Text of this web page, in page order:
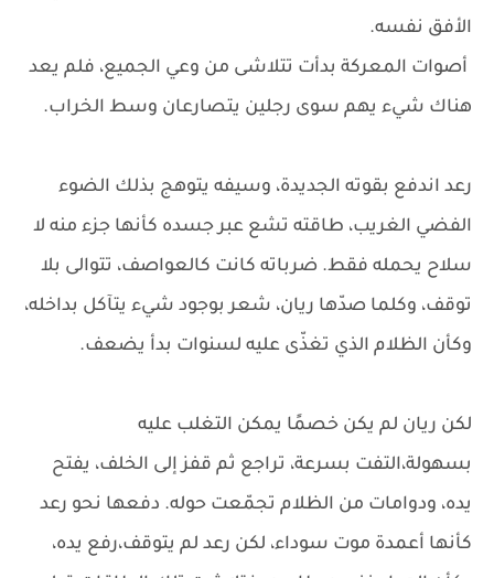
الأفق نفسه.
أصوات المعركة بدأت تتلاشى من وعي الجميع، فلم يعد
هناك شيء يهم سوى رجلين يتصارعان وسط الخراب.
رعد اندفع بقوته الجديدة، وسيفه يتوهج بذلك الضوء
الفضي الغريب، طاقته تشع عبر جسده كأنها جزء منه لا
سلاح يحمله فقط. ضرباته كانت كالعواصف، تتوالى بلا
توقف، وكلما صدّها ريان، شعر بوجود شيء يتآكل بداخله،
وكأن الظلام الذي تغذّى عليه لسنوات بدأ يضعف.
لكن ريان لم يكن خصمًا يمكن التغلب عليه
بسهولة،التفت بسرعة، تراجع ثم قفز إلى الخلف، يفتح
يده، ودوامات من الظلام تجمّعت حوله. دفعها نحو رعد
كأنها أعمدة موت سوداء، لكن رعد لم يتوقف،رفع يده،